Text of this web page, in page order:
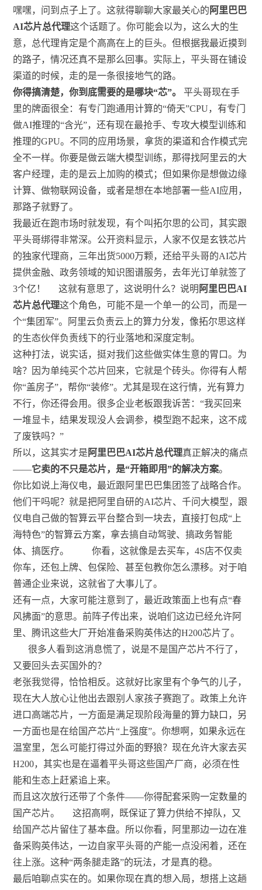
嘿嘿，问到点子上了。这就得聊聊大家最关心的 阿里巴巴
AI芯片总代理这个话题了。你可能会以为，这么大的生
意，总代理肯定是个高高在上的巨头。但根据我最近摸到
的路子，情况还真不是那么回事。实际上，平头哥在铺设
渠道的时候，走的是一条很接地气的路。
你得搞清楚，你到底需要的是哪块“芯”。
平头哥现在手
里的牌面很全：有专门跑通用计算的“倚天”CPU，有专门
做AI推理的“含光”，还有现在最抢手、专攻大模型训练和
推理的GPU。不同的应用场景，拿货的渠道和合作模式完
全不一样。你要是做云端大模型训练，那得找阿里云的大
客户经理，走的是云上加购的模式；但如果你是想做边缘
计算、做物联网设备，或者是想在本地部署一些AI应用，
那路子就野了。
我最近在跑市场时就发现，有个叫拓尔思的公司，其实跟
平头哥绑得非常深。公开资料显示，人家不仅是玄铁芯片
的独家代理商，三年出货5000万颗，还给平头哥的AI芯片
提供金融、政务领域的知识图谱服务，去年光订单就签了
3个亿！
这就有意思了，这说明什么？说明 阿里巴巴AI
芯片总代理这个角色，可能不是一个单一的公司，而是一
个“集团军”。阿里云负责云上的算力分发，像拓尔思这样
的生态伙伴负责线下的行业落地和深度定制。
这种打法，说实话，挺对我们这些做实体生意的胃口。为
啥？因为单纯买个芯片回来，它就是个砖头。你得有人帮
你“盖房子”，帮你“装修”。尤其是现在这行情，光有算力
不行，你还得会用。很多企业老板跟我诉苦：“我买回来
一堆显卡，结果发现没人会调参，模型跑不起来，这不成
了废铁吗？”
所以，这其实才是 阿里巴巴AI芯片总代理真正解决的痛点
——它卖的不只是芯片，是“开箱即用”的解决方案。
你比如说上海仪电，最近跟阿里巴巴集团签了战略合作。
他们干吗呢？就是把阿里自研的AI芯片、千问大模型，跟
仪电自己做的智算云平台整合到一块去，直接打包成“上
海特色”的智算云方案，拿去搞自动驾驶、搞政务智能
体、搞医疗。
你看，这就像是去买车，4S店不仅卖
你车，还包上牌、包保险、甚至包教你怎么漂移。对于咱
普通企业来说，这就省了大事儿了。
还有一点，大家可能注意到了，最近政策面上也有点“春
风拂面”的意思。前阵子传出来，说咱们这边已经允许阿
里、腾讯这些大厂开始准备采购英伟达的H200芯片了。
很多人看到这消息慌了，说是不是国产芯片不行了，
又要回头去买国外的？
老张我觉得，恰恰相反。这就好比家里有个争气的儿子，
现在大人放心让他出去跟别人家孩子赛跑了。政策上允许
进口高端芯片，一方面是满足现阶段海量的算力缺口，另
一方面也是在给国产芯片“上强度”。你想啊，如果永远在
温室里，怎么可能打得过外面的野狼？现在允许大家去买
H200，其实也是在逼着平头哥这些国产厂商，必须在性
能和生态上赶紧追上来。
而且这次放行还带了个条件——你得配套采购一定数量的
国产芯片。
这招高啊，既保证了算力供给不掉队，又
给国产芯片留住了基本盘。所以你看，阿里那边一边在准
备采购英伟达，一边自家平头哥的产能一点没闲着，还在
往上涨。这种“两条腿走路”的玩法，才是真的稳。
最后咱聊点实在的。如果你现在真的想入局，想搭上这趟